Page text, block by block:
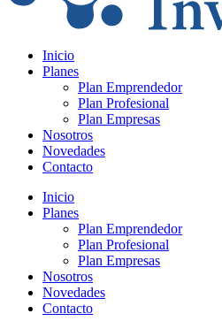
Inicio
Planes
Plan Emprendedor
Plan Profesional
Plan Empresas
Nosotros
Novedades
Contacto
Inicio
Planes
Plan Emprendedor
Plan Profesional
Plan Empresas
Nosotros
Novedades
Contacto